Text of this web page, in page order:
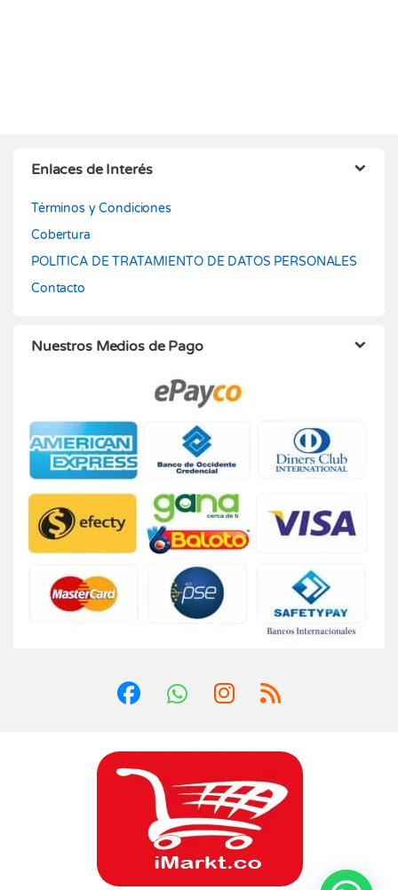
Enlaces de Interés
Términos y Condiciones
Cobertura
POLÍTICA DE TRATAMIENTO DE DATOS PERSONALES
Contacto
Nuestros Medios de Pago